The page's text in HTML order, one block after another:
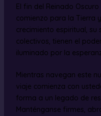
El fin del Reinado
comienzo para la Tierra
crecimiento espiritual, su
colectivos, tienen el
iluminado por la
Mientras navegan este
viaje comienza con
forma a un legado de
Manténganse firmes,